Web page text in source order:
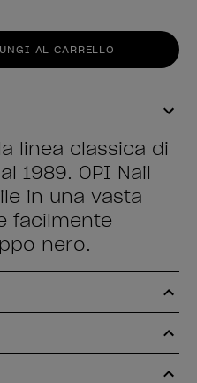
AL CARRELLO
linea classica di
1989. OPI Nail
in una vasta
facilmente
nero.